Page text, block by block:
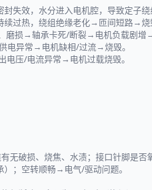
失效，水分进入电机腔，导致定子
续过热，绕组绝缘老化→匝间短路→
磨损→轴承卡死/断裂→电机负载剧增
电异常→电机缺相/过流→烧毁。
电压/电流异常→电机过载烧毁。
无破损、烧焦、水渍；接口针脚是否
；空转顺畅→电气/驱动问题。